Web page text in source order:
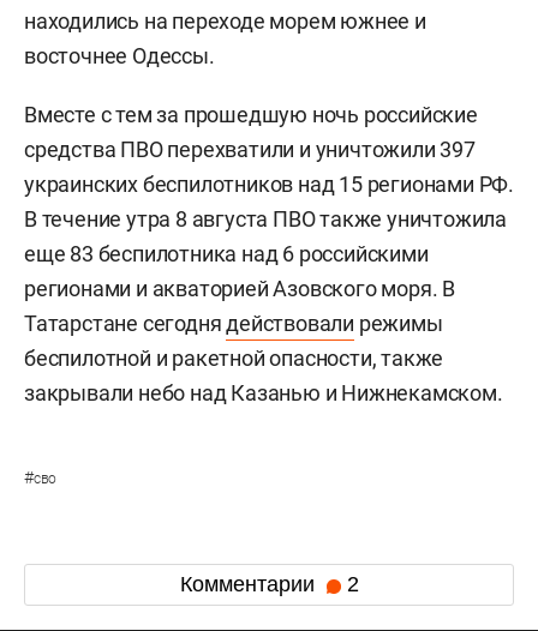
находились на переходе морем южнее и
восточнее Одессы.
Вместе с тем за прошедшую ночь российские
средства ПВО перехватили и уничтожили 397
украинских беспилотников над 15 регионами РФ.
В течение утра 8 августа ПВО также уничтожила
еще 83 беспилотника над 6 российскими
регионами и акваторией Азовского моря. В
Татарстане сегоднядействовали режимы
беспилотной и ракетной опасности, также
закрывали небо над Казанью и Нижнекамском.
#сво
Комментарии 2